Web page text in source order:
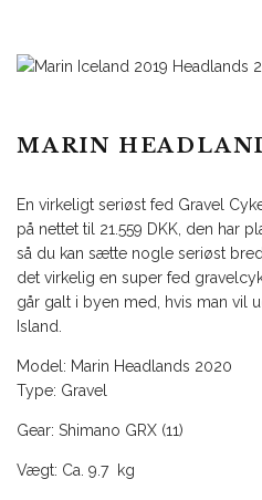
MARIN
En virkeligt seriøst fed Gravel
på nettet til 21.559 DKK, den har
så du kan sætte nogle seriøst
det virkelig en super fed
går galt i byen med, hvis man vil
Island.
Model: Marin Headlands 2020
Type: Gravel
Gear: Shimano GRX (11)
Vægt: Ca. 9.7 kg